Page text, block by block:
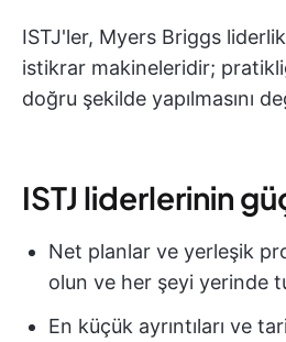
ISTJ'ler, Myers Briggs
istikrar makineleridir;
doğru şekilde yapılmasını
ISTJ liderlerinin
Net planlar ve yerleşik
olun ve her şeyi yerinde
En küçük ayrıntıları ve